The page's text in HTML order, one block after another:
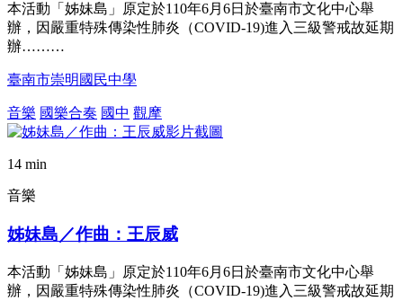
本活動「姊妹島」原定於110年6月6日於臺南市文化中心舉
辦，因嚴重特殊傳染性肺炎（COVID-19)進入三級警戒故延期
辦………
臺南市崇明國民中學
音樂 國樂合奏 國中 觀摩
14 min
音樂
姊妹島／作曲：王辰威
本活動「姊妹島」原定於110年6月6日於臺南市文化中心舉
辦，因嚴重特殊傳染性肺炎（COVID-19)進入三級警戒故延期